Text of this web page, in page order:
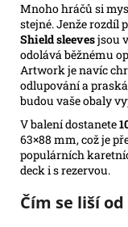
Mnoho hráčů si
stejné. Jenže rozdíl
Shield sleevesjsou
odolává běžnému
Artwork je navíc
odlupování a
budou vaše obaly
V balení dostanete
63×88 mm, což je
populárních
deck i s rezervou.
Čím se liší